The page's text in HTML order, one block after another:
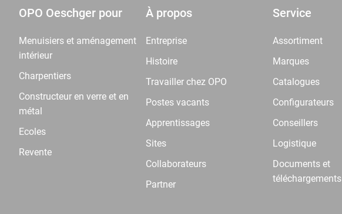
OPO Oeschger pour
Menuisiers et aménagement
intérieur
Charpentiers
Constructeur en verre et en
métal
Ecoles
Revente
À propos
Entreprise
Histoire
Travailler chez OPO
Postes vacants
Apprentissages
Sites
Collaborateurs
Partner
Service
Assortiment
Marques
Catalogues
Configurateurs
Conseillers
Logistique
Documents et
téléchargements